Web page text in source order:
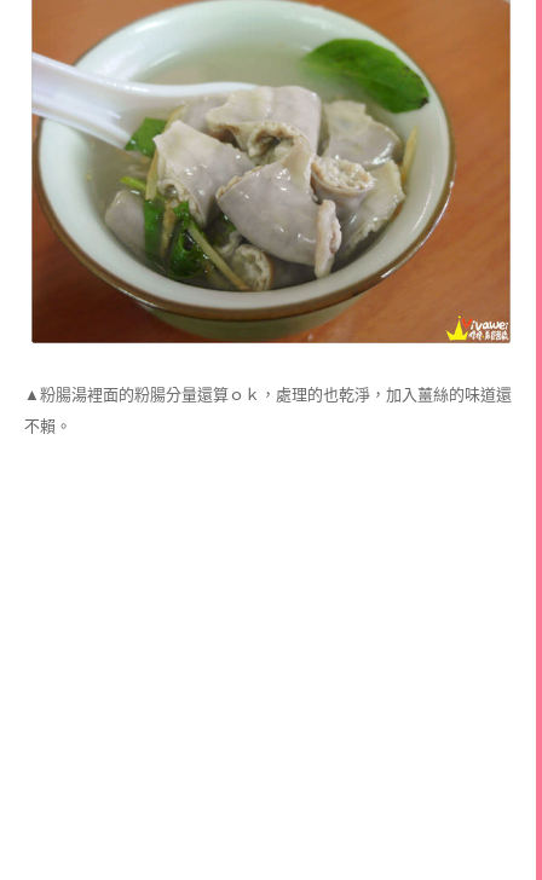
▲粉腸湯裡面的粉腸分量還算ｏｋ，處理的也乾淨，加入薑絲的味道還
不賴。